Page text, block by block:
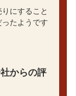
にすること
たようです
からの評